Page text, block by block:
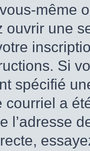
même
ouvrir une
Si
spécifié
courriel a
l’adresse